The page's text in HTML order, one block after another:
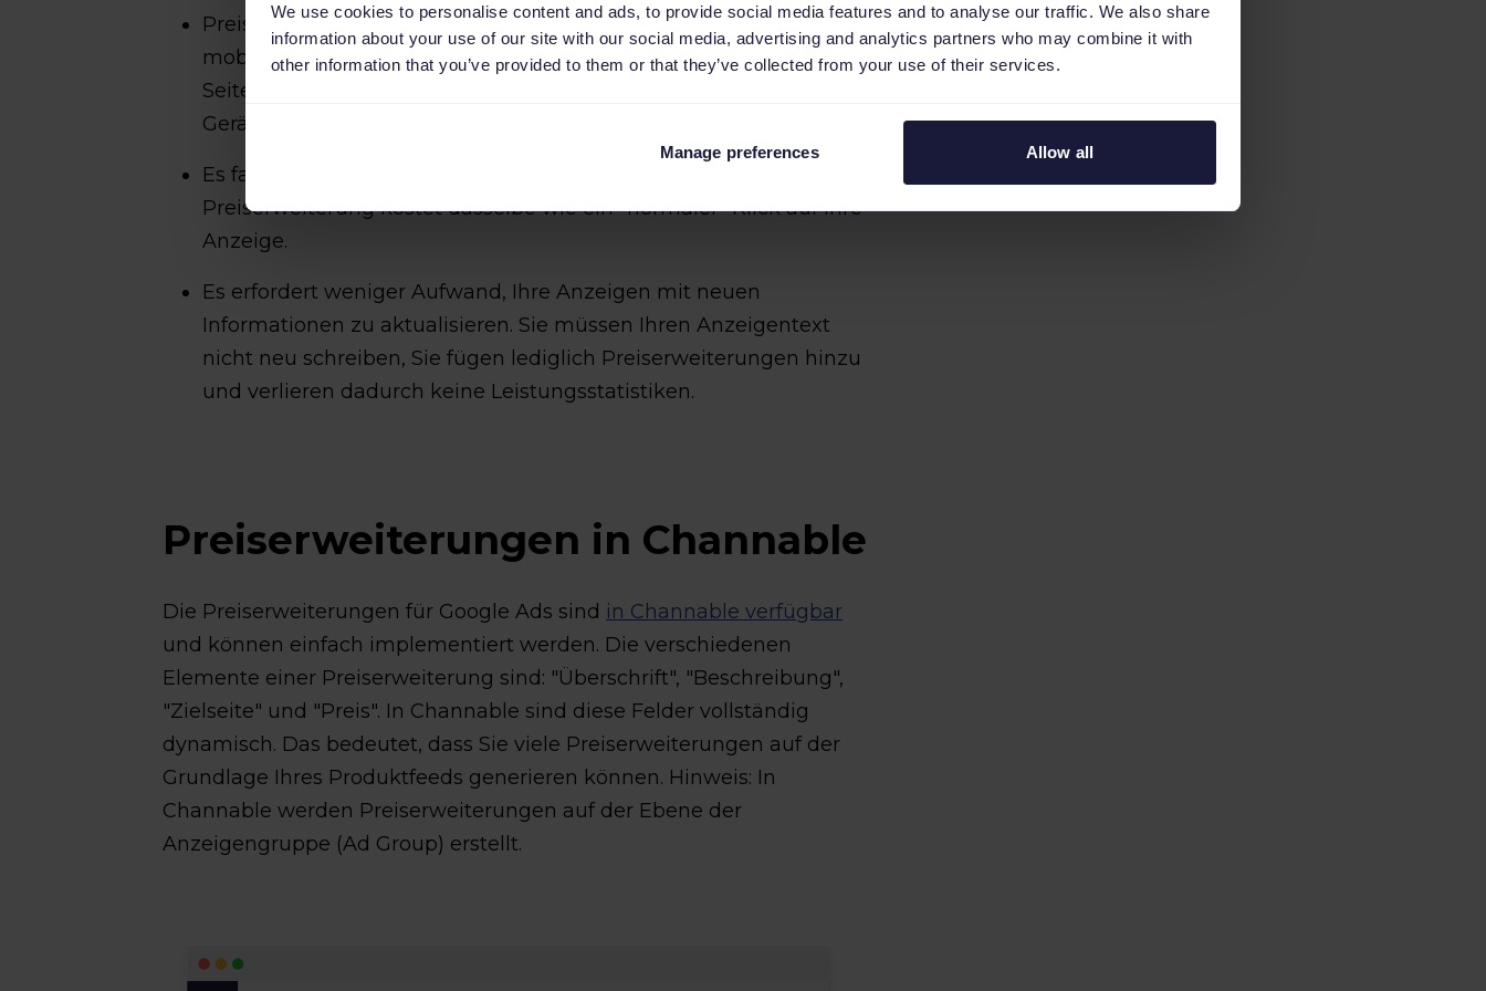
We use cookies to personalise content and ads, to provide social media features and to analyse our traffic. We also share
information about your use of our site with our social media, advertising and analytics partners who may combine it with
other information that you’ve provided to them or that they’ve collected from your use of their services.
Manage preferences Allow all
Preiserweiterungen werden sowohl auf dem Desktop als auch auf
mobilen Geräten gut angezeigt. Tipp: Stellen Sie sicher, dass die
Seiten, zu denen die Preiserweiterungen führen, auch für mobile
Geräte optimiert sind!
Es fallen keine zusätzlichen Kosten an. Ein Klick auf eine
Preiserweiterung kostet dasselbe wie ein "normaler" Klick auf Ihre
Anzeige.
Es erfordert weniger Aufwand, Ihre Anzeigen mit neuen
Informationen zu aktualisieren. Sie müssen Ihren Anzeigentext
nicht neu schreiben, Sie fügen lediglich Preiserweiterungen hinzu
und verlieren dadurch keine Leistungsstatistiken.
Preiserweiterungen in Channable
Die Preiserweiterungen für Google Ads sind in Channable verfügbar
und können einfach implementiert werden. Die verschiedenen
Elemente einer Preiserweiterung sind: "Überschrift", "Beschreibung",
"Zielseite" und "Preis". In Channable sind diese Felder vollständig
dynamisch. Das bedeutet, dass Sie viele Preiserweiterungen auf der
Grundlage Ihres Produktfeeds generieren können. Hinweis: In
Channable werden Preiserweiterungen auf der Ebene der
Anzeigengruppe (Ad Group) erstellt.